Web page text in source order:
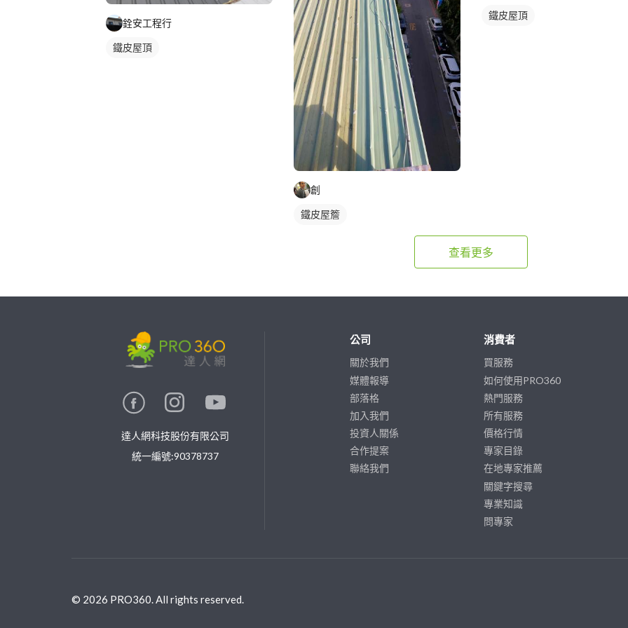
銓安工程行
鐵皮屋頂
創
鐵皮屋簷
鐵皮屋頂
查看更多
達人網科技股份有限公司
統一編號:90378737
公司
關於我們
媒體報導
部落格
加入我們
投資人關係
合作提案
聯絡我們
消費者
買服務
如何使用PRO360
熱門服務
所有服務
價格行情
專家目錄
在地專家推薦
關鍵字搜尋
專業知識
問專家
© 2026 PRO360. All rights reserved.